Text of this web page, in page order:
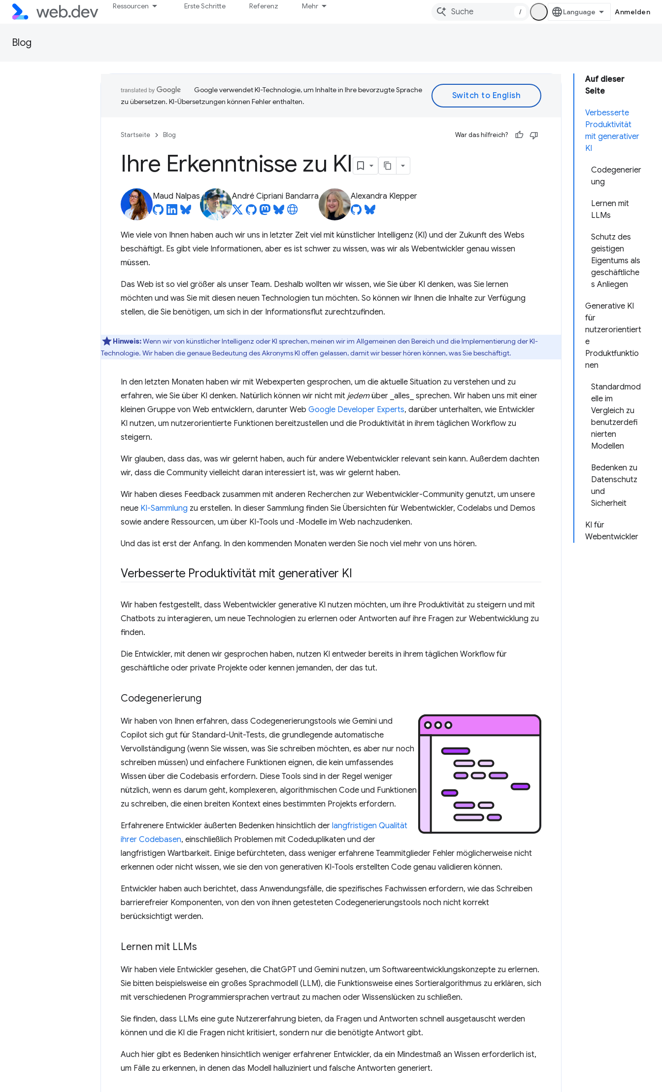
Ressourcen Erste Schritte Referenz Mehr
/ Anmelden
Blog
Auf dieser
Seite
Verbesserte
Produktivität
mit generativer
KI
Codegenerier
ung
Lernen mit
LLMs
Schutz des
geistigen
Eigentums als
geschäftliche
s Anliegen
Generative KI
für
nutzerorientiert
e
Produktfunktio
nen
Standardmod
elle im
Vergleich zu
benutzerdefi
nierten
Modellen
Bedenken zu
Datenschutz
und
Sicherheit
KI für
Webentwickler
Google verwendet KI-Technologie, um Inhalte in Ihre bevorzugte Sprache
zu übersetzen. KI-Übersetzungen können Fehler enthalten.
Startseite Blog War das hilfreich?
Ihre Erkenntnisse zu KI
Maud Nalpas André Cipriani Bandarra Alexandra Klepper
Wie viele von Ihnen haben auch wir uns in letzter Zeit viel mit künstlicher Intelligenz (KI) und der Zukunft des Webs
beschäftigt. Es gibt viele Informationen, aber es ist schwer zu wissen, was wir als Webentwickler genau wissen
müssen.
Das Web ist so viel größer als unser Team. Deshalb wollten wir wissen, wie Sie über KI denken, was Sie lernen
möchten und was Sie mit diesen neuen Technologien tun möchten. So können wir Ihnen die Inhalte zur Verfügung
stellen, die Sie benötigen, um sich in der Informationsflut zurechtzufinden.
Hinweis:Wenn wir von künstlicher Intelligenz oder KI sprechen, meinen wir im Allgemeinen den Bereich und die Implementierung der KI-
Technologie. Wir haben die genaue Bedeutung des Akronyms KI offen gelassen, damit wir besser hören können, was Sie beschäftigt.
In den letzten Monaten haben wir mit Webexperten gesprochen, um die aktuelle Situation zu verstehen und zu
erfahren, wie Sie über KI denken. Natürlich können wir nicht mit jedemüber _alles_ sprechen. Wir haben uns mit einer
kleinen Gruppe von Web entwicklern, darunter Web Google Developer Experts, darüber unterhalten, wie Entwickler
KI nutzen, um nutzerorientierte Funktionen bereitzustellen und die Produktivität in ihrem täglichen Workflow zu
steigern.
Wir glauben, dass das, was wir gelernt haben, auch für andere Webentwickler relevant sein kann. Außerdem dachten
wir, dass die Community vielleicht daran interessiert ist, was wir gelernt haben.
Wir haben dieses Feedback zusammen mit anderen Recherchen zur Webentwickler-Community genutzt, um unsere
neue KI-Sammlung zu erstellen. In dieser Sammlung finden Sie Übersichten für Webentwickler, Codelabs und Demos
sowie andere Ressourcen, um über KI-Tools und ‑Modelle im Web nachzudenken.
Und das ist erst der Anfang. In den kommenden Monaten werden Sie noch viel mehr von uns hören.
Verbesserte Produktivität mit generativer KI
Wir haben festgestellt, dass Webentwickler generative KI nutzen möchten, um ihre Produktivität zu steigern und mit
Chatbots zu interagieren, um neue Technologien zu erlernen oder Antworten auf ihre Fragen zur Webentwicklung zu
finden.
Die Entwickler, mit denen wir gesprochen haben, nutzen KI entweder bereits in ihrem täglichen Workflow für
geschäftliche oder private Projekte oder kennen jemanden, der das tut.
Codegenerierung
Wir haben von Ihnen erfahren, dass Codegenerierungstools wie Gemini und
Copilot sich gut für Standard-Unit-Tests, die grundlegende automatische
Vervollständigung (wenn Sie wissen, was Sie schreiben möchten, es aber nur noch
schreiben müssen) und einfachere Funktionen eignen, die kein umfassendes
Wissen über die Codebasis erfordern. Diese Tools sind in der Regel weniger
nützlich, wenn es darum geht, komplexeren, algorithmischen Code und Funktionen
zu schreiben, die einen breiten Kontext eines bestimmten Projekts erfordern.
Erfahrenere Entwickler äußerten Bedenken hinsichtlich der langfristigen Qualität
ihrer Codebasen, einschließlich Problemen mit Codeduplikaten und der
langfristigen Wartbarkeit. Einige befürchteten, dass weniger erfahrene Teammitglieder Fehler möglicherweise nicht
erkennen oder nicht wissen, wie sie den von generativen KI-Tools erstellten Code genau validieren können.
Entwickler haben auch berichtet, dass Anwendungsfälle, die spezifisches Fachwissen erfordern, wie das Schreiben
barrierefreier Komponenten, von den von ihnen getesteten Codegenerierungstools noch nicht korrekt
berücksichtigt werden.
Lernen mit LLMs
Wir haben viele Entwickler gesehen, die ChatGPT und Gemini nutzen, um Softwareentwicklungskonzepte zu erlernen.
Sie bitten beispielsweise ein großes Sprachmodell (LLM), die Funktionsweise eines Sortieralgorithmus zu erklären, sich
mit verschiedenen Programmiersprachen vertraut zu machen oder Wissenslücken zu schließen.
Sie finden, dass LLMs eine gute Nutzererfahrung bieten, da Fragen und Antworten schnell ausgetauscht werden
können und die KI die Fragen nicht kritisiert, sondern nur die benötigte Antwort gibt.
Auch hier gibt es Bedenken hinsichtlich weniger erfahrener Entwickler, da ein Mindestmaß an Wissen erforderlich ist,
um Fälle zu erkennen, in denen das Modell halluziniert und falsche Antworten generiert.